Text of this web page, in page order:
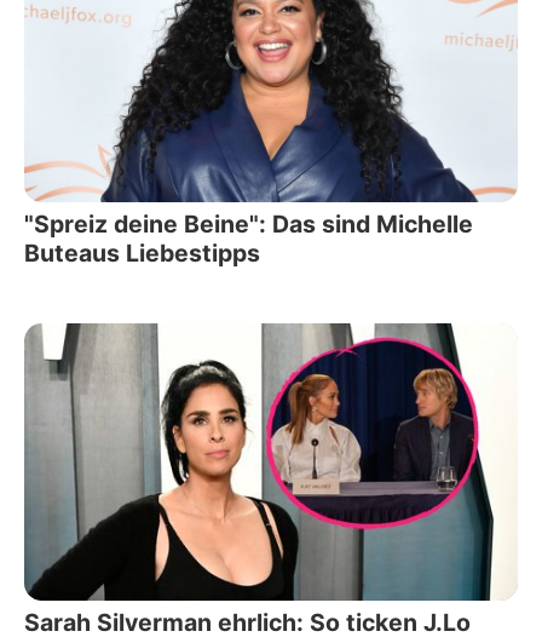
"Spreiz deine Beine": Das sind Michelle
Buteaus Liebestipps
Sarah Silverman ehrlich: So ticken J.Lo